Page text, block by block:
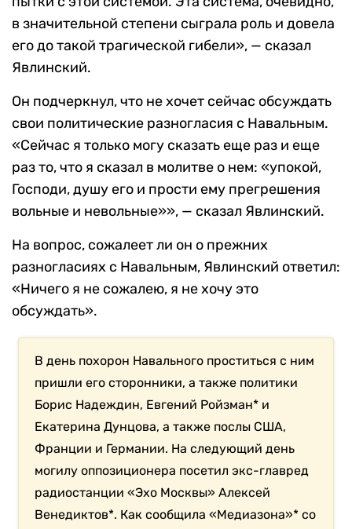
в значительной степени сыграла роль и довела
его до такой трагической гибели», — сказал
Явлинский.
Он подчеркнул, что не хочет сейчас обсуждать
свои политические разногласия с Навальным.
«Сейчас я только могу сказать еще раз и еще
раз то, что я сказал в молитве о нем: «упокой,
Господи, душу его и прости ему прегрешения
вольные и невольные»», — сказал Явлинский.
На вопрос, сожалеет ли он о прежних
разногласиях с Навальным, Явлинский ответил:
«Ничего я не сожалею, я не хочу это
обсуждать».
В день похорон Навального проститься с ним
пришли его сторонники, а также политики
Борис Надеждин, Евгений Ройзман* и
Екатерина Дунцова, а также послы США,
Франции и Германии. На следующий день
могилу оппозиционера посетил экс-главред
радиостанции «Эхо Москвы» Алексей
Венедиктов*. Как сообщила «Медиазона»* со